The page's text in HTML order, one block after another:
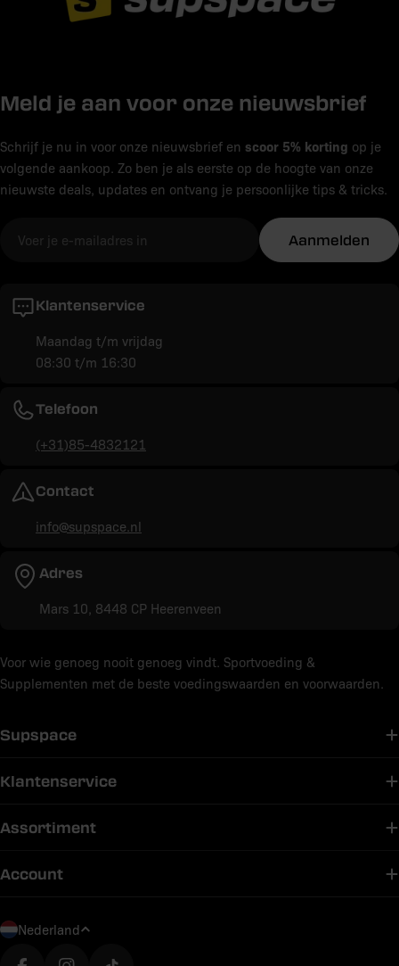
Meld je aan voor onze nieuwsbrief
Schrijf je nu in voor onze nieuwsbrief en scoor 5% korting op je
volgende aankoop. Zo ben je als eerste op de hoogte van onze
nieuwste deals, updates en ontvang je persoonlijke tips & tricks.
mail
Aanmelden
Klantenservice
Maandag t/m vrijdag
08:30 t/m 16:30
Telefoon
(+31)85-4832121
Contact
info@supspace.nl
Adres
Mars 10, 8448 CP Heerenveen
Voor wie genoeg nooit genoeg vindt. Sportvoeding &
Supplementen met de beste voedingswaarden en voorwaarden.
Supspace
Klantenservice
Assortiment
Account
L Nederland